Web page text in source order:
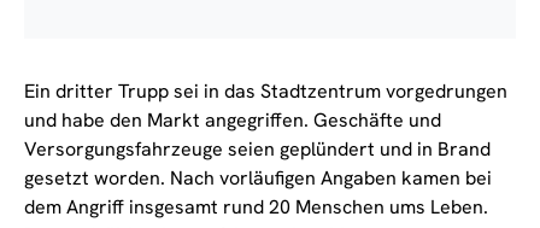
Ein dritter Trupp sei in das Stadtzentrum vorgedrungen
und habe den Markt angegriffen. Geschäfte und
Versorgungsfahrzeuge seien geplündert und in Brand
gesetzt worden. Nach vorläufigen Angaben kamen bei
dem Angriff insgesamt rund 20 Menschen ums Leben.